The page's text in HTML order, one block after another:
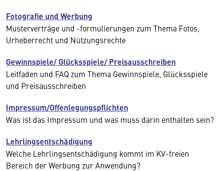
Fotografie und Werbung
Musterverträge und -formulierungen zum Thema Fotos,
Urheberrecht und Nutzungsrechte
Gewinnspiele/ Glücksspiele/ Preisausschreiben
Leitfaden und FAQ zum Thema Gewinnspiele, Glücksspiele
und Preisausschreiben
Impressum/Offenlegungspflichten
Was ist das Impressum und was muss darin enthalten sein?
Lehrlingsentschädigung
Welche Lehrlingsentschädigung kommt im KV-freien
Bereich der Werbung zur Anwendung?